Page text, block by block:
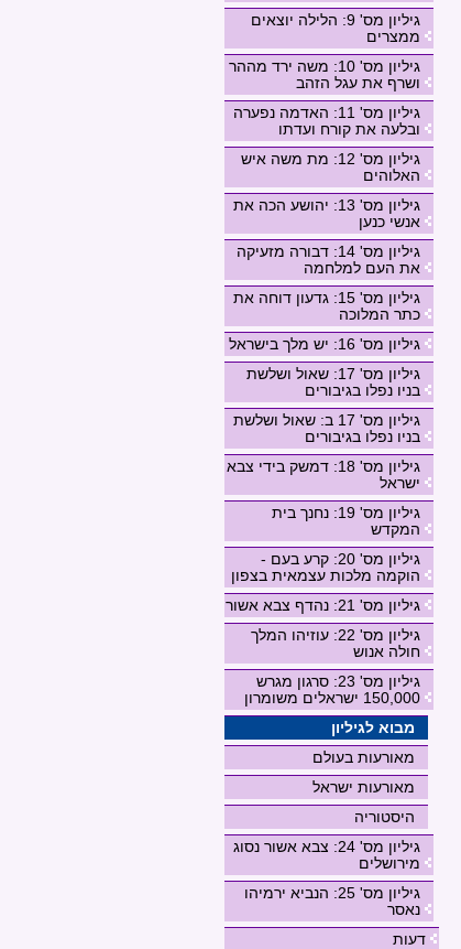
גיליון מס' 9: הלילה יוצאים
ממצרים
גיליון מס' 10: משה ירד מההר
ושרף את עגל הזהב
גיליון מס' 11: האדמה נפערה
ובלעה את קורח ועדתו
גיליון מס' 12: מת משה איש
האלוהים
גיליון מס' 13: יהושע הכה את
אנשי כנען
גיליון מס' 14: דבורה מזעיקה
את העם למלחמה
גיליון מס' 15: גדעון דוחה את
כתר המלוכה
גיליון מס' 16: יש מלך בישראל
גיליון מס' 17: שאול ושלשת
בניו נפלו בגיבורים
גיליון מס' 17 ב: שאול ושלשת
בניו נפלו בגיבורים
גיליון מס' 18: דמשק בידי צבא
ישראל
גיליון מס' 19: נחנך בית
המקדש
גיליון מס' 20: קרע בעם -
הוקמה מלכות עצמאית בצפון
גיליון מס' 21: נהדף צבא אשור
גיליון מס' 22: עוזיהו המלך
חולה אנוש
גיליון מס' 23: סרגון מגרש
150,000 ישראלים משומרון
מבוא לגיליון
מאורעות בעולם
מאורעות ישראל
היסטוריה
גיליון מס' 24: צבא אשור נסוג
מירושלים
גיליון מס' 25: הנביא ירמיהו
נאסר
דעות